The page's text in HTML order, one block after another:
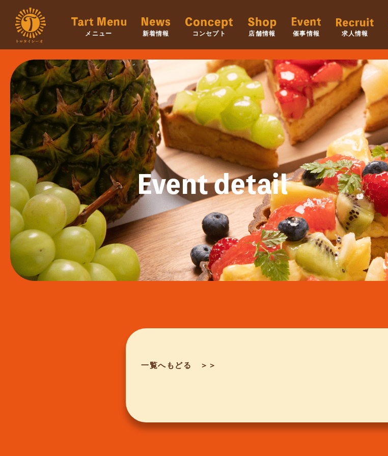
メニュー 新着情報 コンセプト 店舗情報 催事情報 求人情報
Event detail
一覧へもどる ＞＞